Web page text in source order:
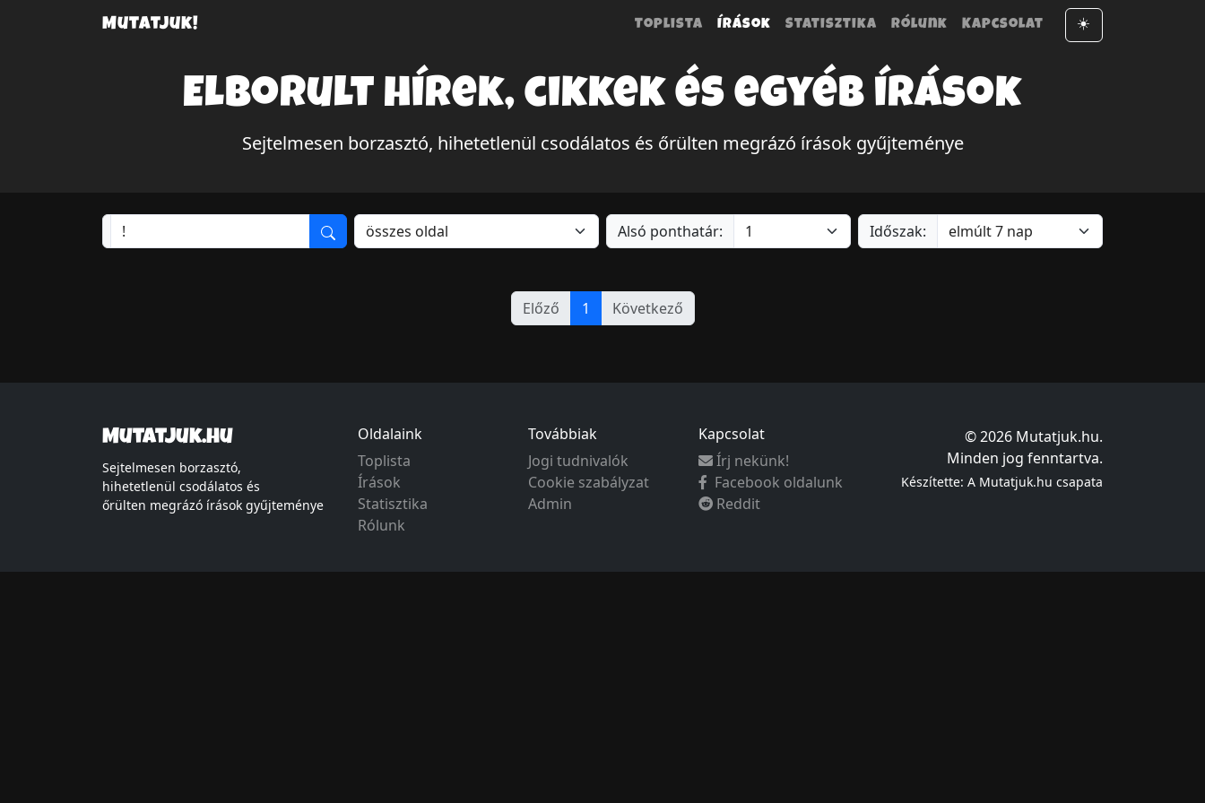
Mutatjuk! Toplista Írások Statisztika Rólunk Kapcsolat ☀️
Elborult hírek, cikkek és egyéb írások
Sejtelmesen borzasztó, hihetetlenül csodálatos és őrülten megrázó írások gyűjteménye
Alsó ponthatár: Időszak:
Előző 1 Következő
Mutatjuk.hu
Sejtelmesen borzasztó,
hihetetlenül csodálatos és
őrülten megrázó írások gyűjteménye
Oldalaink
Toplista
Írások
Statisztika
Rólunk
Továbbiak
Jogi tudnivalók
Cookie szabályzat
Admin
Kapcsolat
Írj nekünk!
Facebook oldalunk
Reddit
© 2026 Mutatjuk.hu.
Minden jog fenntartva.
Készítette: A Mutatjuk.hu csapata